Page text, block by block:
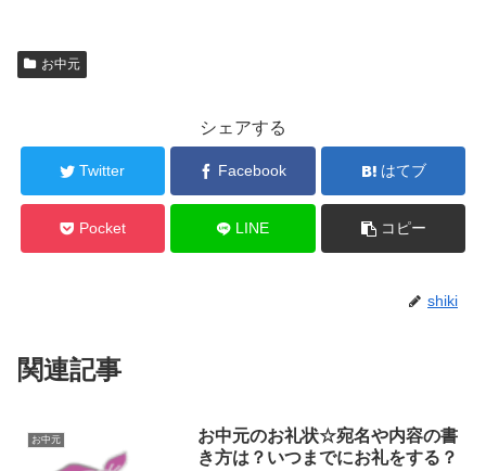
お中元
シェアする
Twitter Facebook はてブ
Pocket LINE コピー
shiki
関連記事
お中元
お中元のお礼状☆宛名や内容の書
き方は？いつまでにお礼をする？